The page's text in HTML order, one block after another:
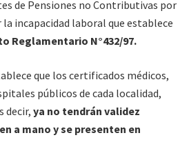
de Pensiones no Contributivas por
incapacidad laboral que establece
Reglamentario N°432/97.
que los certificados médicos,
públicos de cada localidad,
decir, ya no tendrán validez
a mano y se presenten en